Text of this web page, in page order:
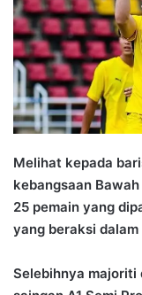
e
m
a
l
Melihat kepada
kebangsaan
25 pemain yang
yang beraksi dalam
Selebihnya majoriti